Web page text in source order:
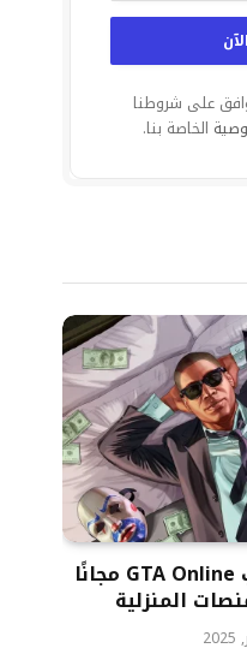
على شروطنا
الخاصة بنا.
رسمياً: يمكنك لعب GTA Online مجانًا
المنزلية